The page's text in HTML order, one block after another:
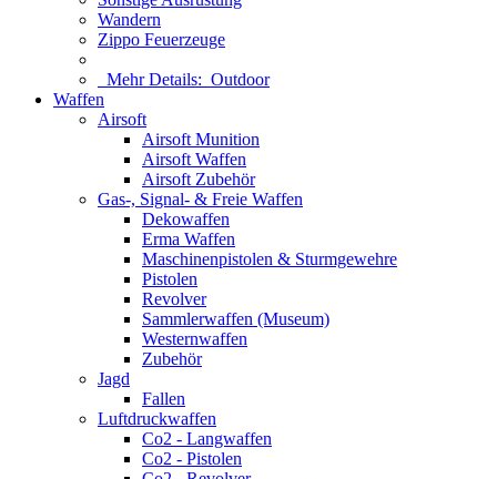
Wandern
Zippo Feuerzeuge
Mehr Details: Outdoor
Waffen
Airsoft
Airsoft Munition
Airsoft Waffen
Airsoft Zubehör
Gas-, Signal- & Freie Waffen
Dekowaffen
Erma Waffen
Maschinenpistolen & Sturmgewehre
Pistolen
Revolver
Sammlerwaffen (Museum)
Westernwaffen
Zubehör
Jagd
Fallen
Luftdruckwaffen
Co2 - Langwaffen
Co2 - Pistolen